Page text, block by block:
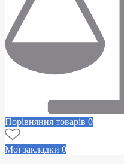
Порівняння товарів 0
Мої закладки 0